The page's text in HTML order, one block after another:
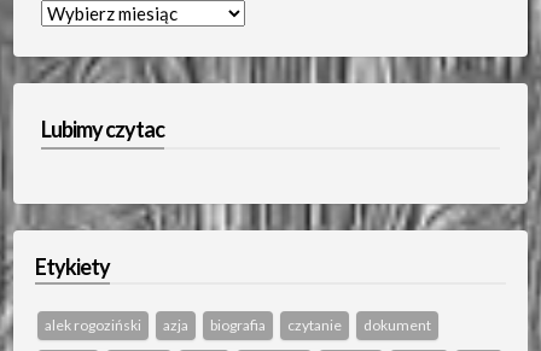
Archiwum…
Lubimy czytac
Etykiety
alek rogoziński azja biografia czytanie dokument